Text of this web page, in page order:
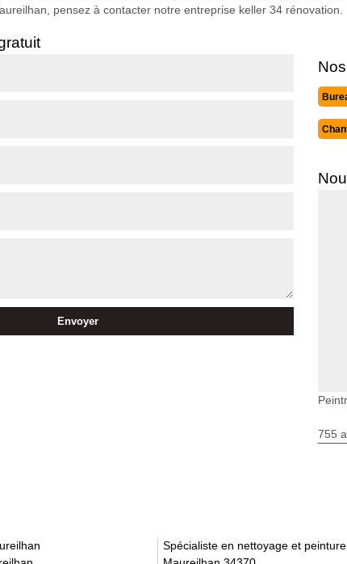
pensez à contacter notre entreprise keller 34 rénovation.
755
Spécialiste en nettoyage et